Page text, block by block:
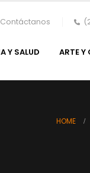
Contáctanos
Y SALUD ARTE Y
HOME